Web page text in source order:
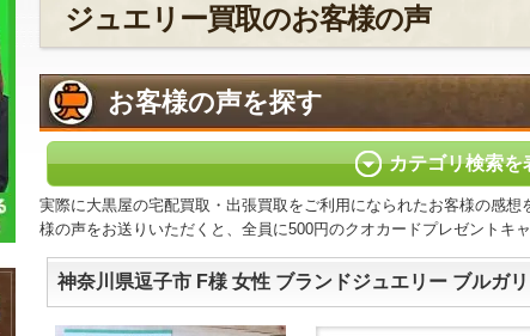
ジュエリー買取のお客様の声
お客様の声を探す
カテゴリ検索を
実際に大黒屋の宅配買取・出張買取をご利用になられたお客様の感
様の声をお送りいただくと、全員に500円のクオカードプレゼントキ
神奈川県逗子市 F様 女性 ブランドジュエリー ブルガ